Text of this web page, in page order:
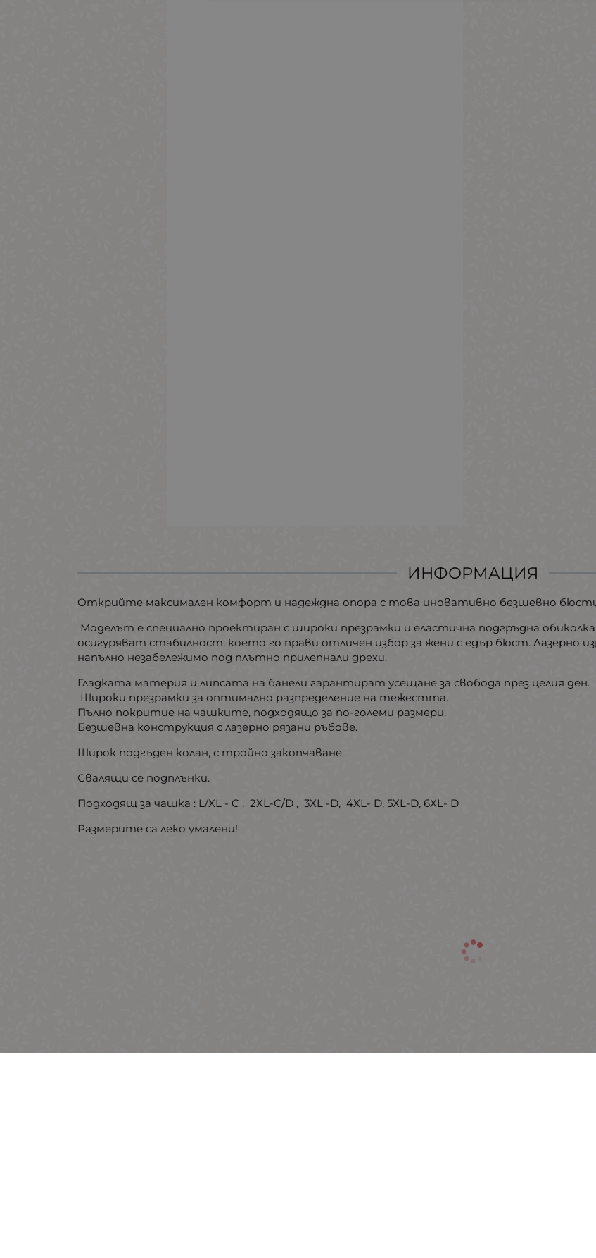
ИНФОРМАЦИЯ
Открийте максимален комфорт и надеждна опора с това иновативно безшевно
Моделът е специално проектиран с широки презрамки и еластична подгръдна
осигуряват стабилност, което го прави отличен избор за жени с едър бюст. Лазерно
напълно незабележимо под плътно прилепнали дрехи.
Гладката материя и липсата на банели гарантират усещане за свобода през целия ден.
Широки презрамки за оптимално разпределение на тежестта.
Пълно покритие на чашките, подходящо за по-големи размери.
Безшевна конструкция с лазерно рязани ръбове.
Широк подгъден колан, с тройно закопчаване.
Свалящи се подплънки.
Подходящ за чашка : L/XL - C , 2XL-C/D , 3XL -D, 4XL- D, 5XL-D, 6XL- D
Размерите са леко умалени!